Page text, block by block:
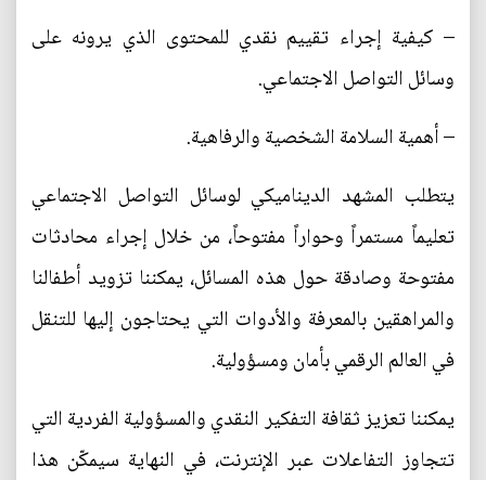
– كيفية إجراء تقييم نقدي للمحتوى الذي يرونه على
وسائل التواصل الاجتماعي.
– أهمية السلامة الشخصية والرفاهية.
يتطلب المشهد الديناميكي لوسائل التواصل الاجتماعي
تعليماً مستمراً وحواراً مفتوحاً، من خلال إجراء محادثات
مفتوحة وصادقة حول هذه المسائل، يمكننا تزويد أطفالنا
والمراهقين بالمعرفة والأدوات التي يحتاجون إليها للتنقل
في العالم الرقمي بأمان ومسؤولية.
يمكننا تعزيز ثقافة التفكير النقدي والمسؤولية الفردية التي
تتجاوز التفاعلات عبر الإنترنت، في النهاية سيمكّن هذا